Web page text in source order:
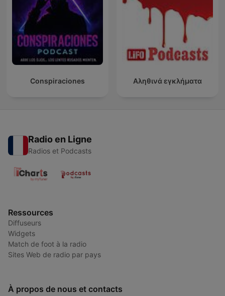
Conspiraciones Αληθινά εγκλήματα
Radio en Ligne
Radios et Podcasts
Ressources
Diffuseurs
Widgets
Match de foot à la radio
Sites Web de radio par pays
À propos de nous et contacts